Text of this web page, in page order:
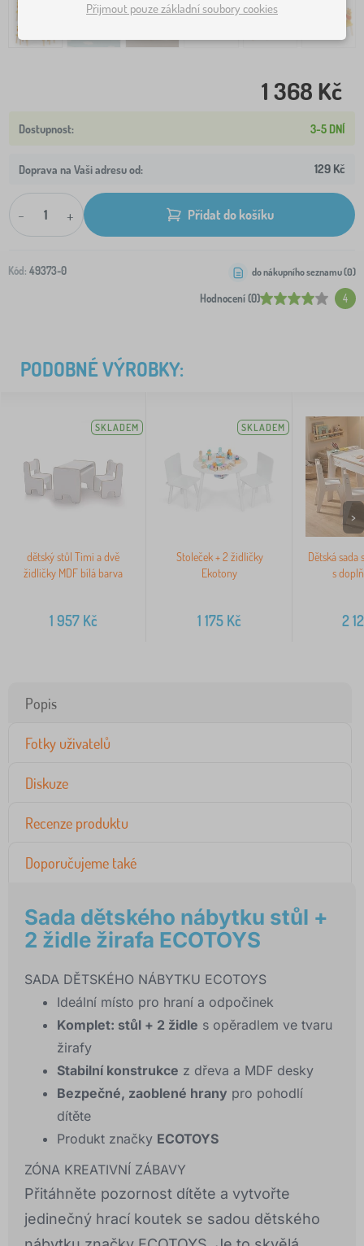
1 368 Kč
3-5 DNÍ
Doprava na Vaši adresu od: 129 Kč
- + Přidat do košíku
Kód: 49373-0
Hodnocení (0) 4
do nákupního seznamu (0)
PODOBNÉ VÝROBKY:
SKLADEM
dětský stůl Timi a dvě
židličky MDF bílá barva
1 957Kč
SKLADEM
Stoleček + 2 židličky
Ekotony
1 175 Kč
Dětská sada
s
2
>
Popis
Fotky uživatelů
Diskuze
Recenze produktu
Doporučujeme také
Sada dětského nábytku stůl +
2 židle žirafa ECOTOYS
SADA DĚTSKÉHO NÁBYTKU ECOTOYS
Ideální místo pro hraní a odpočinek
Komplet: stůl + 2 židle s opěradlem ve tvaru
žirafy
Stabilní konstrukce z dřeva a MDF desky
Bezpečné, zaoblené hrany pro pohodlí
dítěte
Produkt značky ECOTOYS
ZÓNA KREATIVNÍ ZÁBAVY
Přitáhněte pozornost dítěte a vytvořte
jedinečný hrací koutek se sadou dětského
Přijmout pouze základní soubory cookies